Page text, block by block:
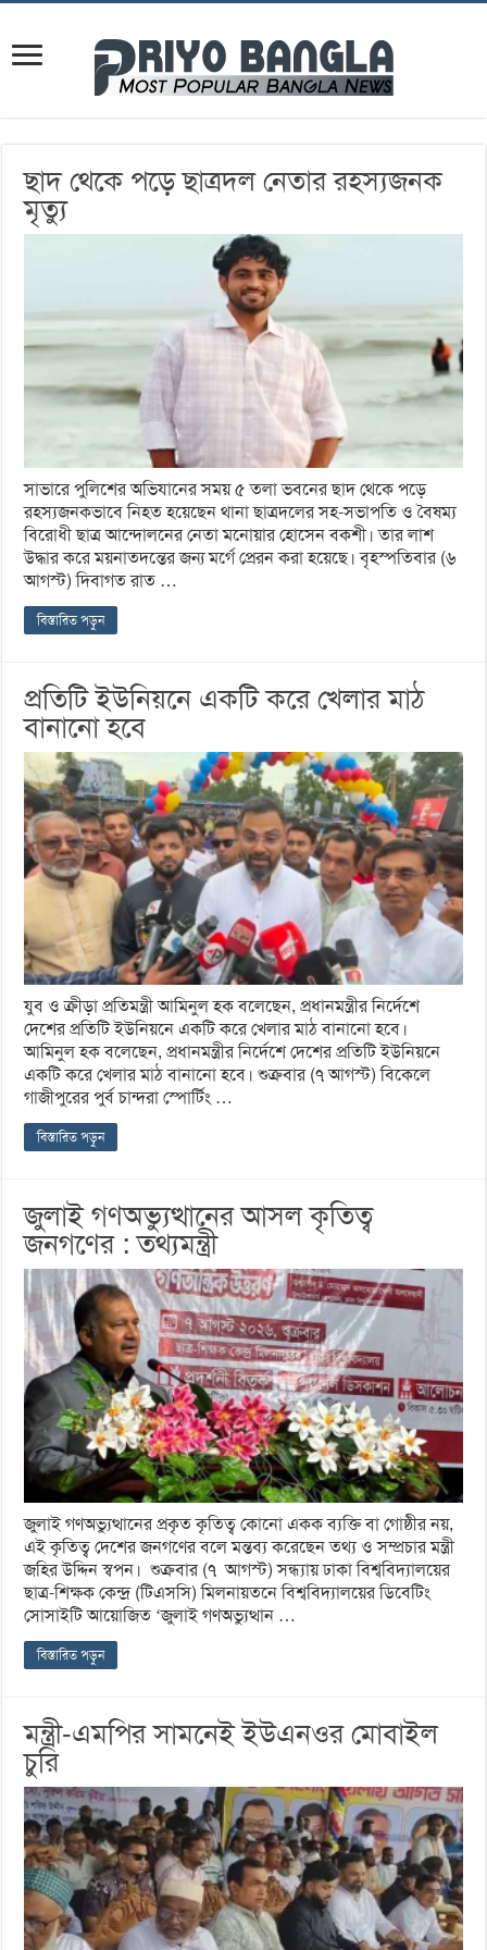
ছাদ থেকে পড়ে ছাত্রদল নেতার রহস্যজনক
মৃত্যু
সাভারে পুলিশের অভিযানের সময় ৫ তলা ভবনের ছাদ থেকে পড়ে
রহস্যজনকভাবে নিহত হয়েছেন থানা ছাত্রদলের সহ-সভাপতি ও বৈষম্য
বিরোধী ছাত্র আন্দোলনের নেতা মনোয়ার হোসেন বকশী। তার লাশ
উদ্ধার করে ময়নাতদন্তের জন্য মর্গে প্রেরন করা হয়েছে। বৃহস্পতিবার (৬
আগস্ট) দিবাগত রাত …
বিস্তারিত পড়ুন
প্রতিটি ইউনিয়নে একটি করে খেলার মাঠ
বানানো হবে
যুব ও ক্রীড়া প্রতিমন্ত্রী আমিনুল হক বলেছেন, প্রধানমন্ত্রীর নির্দেশে
দেশের প্রতিটি ইউনিয়নে একটি করে খেলার মাঠ বানানো হবে।
আমিনুল হক বলেছেন, প্রধানমন্ত্রীর নির্দেশে দেশের প্রতিটি ইউনিয়নে
একটি করে খেলার মাঠ বানানো হবে। শুক্রবার (৭ আগস্ট) বিকেলে
গাজীপুরের পুর্ব চান্দরা স্পোর্টিং …
বিস্তারিত পড়ুন
জুলাই গণঅভ্যুত্থানের আসল কৃতিত্ব
জনগণের : তথ্যমন্ত্রী
জুলাই গণঅভ্যুত্থানের প্রকৃত কৃতিত্ব কোনো একক ব্যক্তি বা গোষ্ঠীর নয়,
এই কৃতিত্ব দেশের জনগণের বলে মন্তব্য করেছেন তথ্য ও সম্প্রচার মন্ত্রী
জহির উদ্দিন স্বপন। শুক্রবার (৭ আগস্ট) সন্ধ্যায় ঢাকা বিশ্ববিদ্যালয়ের
ছাত্র-শিক্ষক কেন্দ্র (টিএসসি) মিলনায়তনে বিশ্ববিদ্যালয়ের ডিবেটিং
সোসাইটি আয়োজিত ‘জুলাই গণঅভ্যুত্থান …
বিস্তারিত পড়ুন
মন্ত্রী-এমপির সামনেই ইউএনওর মোবাইল
চুরি